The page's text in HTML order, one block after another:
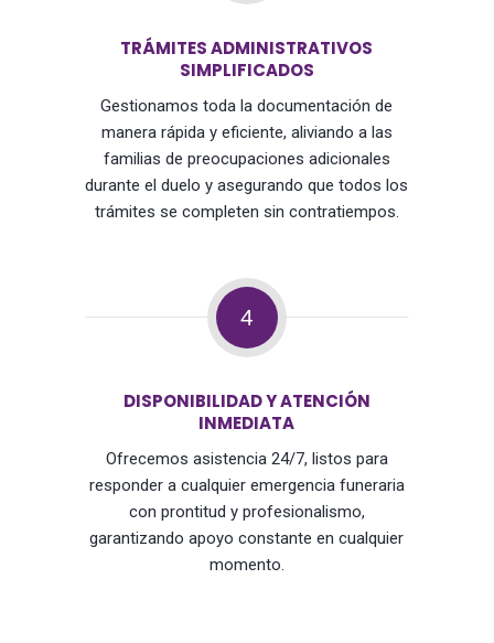
TRÁMITES ADMINISTRATIVOS
SIMPLIFICADOS
Gestionamos toda la documentación de
manera rápida y eficiente, aliviando a las
familias de preocupaciones adicionales
durante el duelo y asegurando que todos los
trámites se completen sin contratiempos.
4
DISPONIBILIDAD Y ATENCIÓN
INMEDIATA
Ofrecemos asistencia 24/7, listos para
responder a cualquier emergencia funeraria
con prontitud y profesionalismo,
garantizando apoyo constante en cualquier
momento.